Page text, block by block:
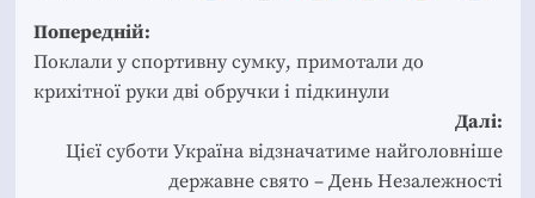
Post
navigation
Попередній:
Поклали у спортивну сумку, примотали до
крихітної руки дві обручки і підкинули
Далі:
Цієї суботи Україна відзначатиме найголовніше
державне свято – День Незалежності